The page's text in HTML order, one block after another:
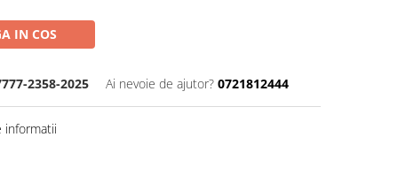
IN COS
2358-2025 Ai nevoie de ajutor? 0721812444
informatii